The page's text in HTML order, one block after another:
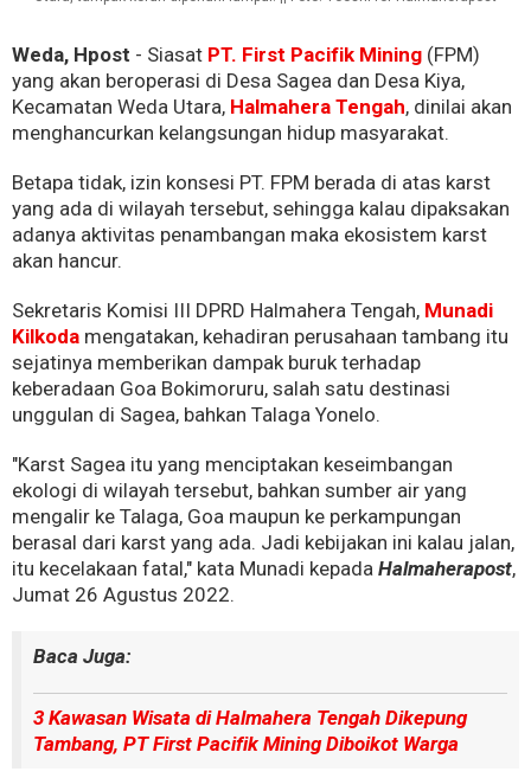
Weda, Hpost - Siasat PT. First Pacifik Mining (FPM)
yang akan beroperasi di Desa Sagea dan Desa Kiya,
Kecamatan Weda Utara, Halmahera Tengah, dinilai akan
menghancurkan kelangsungan hidup masyarakat.
Betapa tidak, izin konsesi PT. FPM berada di atas karst
yang ada di wilayah tersebut, sehingga kalau dipaksakan
adanya aktivitas penambangan maka ekosistem karst
akan hancur.
Sekretaris Komisi III DPRD Halmahera Tengah, Munadi
Kilkoda mengatakan, kehadiran perusahaan tambang itu
sejatinya memberikan dampak buruk terhadap
keberadaan Goa Bokimoruru, salah satu destinasi
unggulan di Sagea, bahkan Talaga Yonelo.
"Karst Sagea itu yang menciptakan keseimbangan
ekologi di wilayah tersebut, bahkan sumber air yang
mengalir ke Talaga, Goa maupun ke perkampungan
berasal dari karst yang ada. Jadi kebijakan ini kalau jalan,
itu kecelakaan fatal," kata Munadi kepada Halmaherapost,
Jumat 26 Agustus 2022.
Baca Juga:
3 Kawasan Wisata di Halmahera Tengah Dikepung
Tambang, PT First Pacifik Mining Diboikot Warga